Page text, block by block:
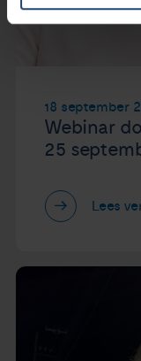
18 september
Webinar
25
Lees